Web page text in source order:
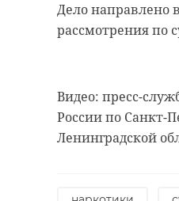
Дело направлено
рассмотрения по
Видео: пресс-
России по Санкт-
Ленинградской
Ленобласти